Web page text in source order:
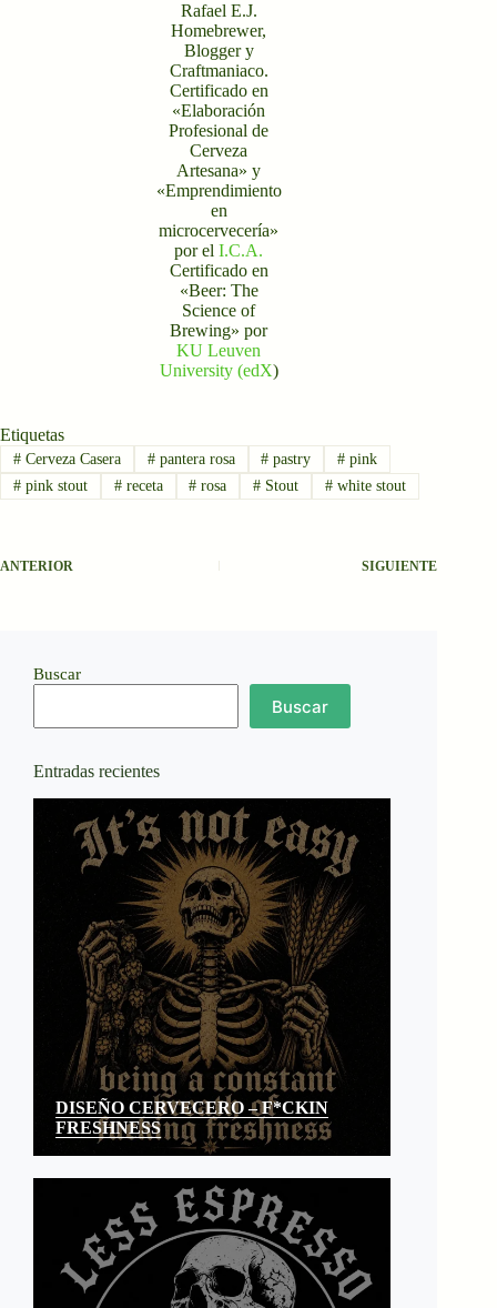
Rafael E.J.
Homebrewer,
Blogger y
Craftmaniaco.
Certificado en
«Elaboración
Profesional de
Cerveza
Artesana» y
«Emprendimiento
en
microcervecería»
por elI.C.A.
Certificado en
«Beer: The
Science of
Brewing» por
KU Leuven
University (edX)
Etiquetas
#Cerveza Casera #pantera rosa # pastry # pink
#pink stout #receta # rosa # Stout # white stout
ANTERIOR SIGUIENTE
Buscar
Buscar
Entradas recientes
DISEÑO CERVECERO – F*CKIN
FRESHNESS